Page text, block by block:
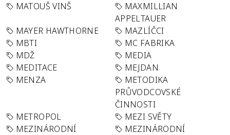
MATOUŠ VINŠ
MAXMILLIAN
APPELTAUER
MAYER HAWTHORNE
MAZLÍČCI
MBTI
MC FABRIKA
MDŽ
MEDIA
MEDITACE
MEJDAN
MENZA
METODIKA
PRŮVODCOVSKÉ
ČINNOSTI
METROPOL
MEZI SVĚTY
MEZINÁRODNÍ
MEZINÁRODNÍ